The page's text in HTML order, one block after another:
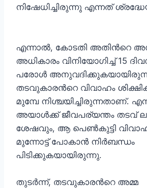
നിഷേധിച്ചിരുന്നു എന്നത്
എന്നാൽ, കോടതി അതിന്‍റെ
അധികാരം വിനിയോഗിച്ച് 15
പരോൾ
തടവുകാരന്‍റെ വിവാഹം
മുമ്പേ നിശ്ചയിച്ചിരുന്നതാണ്.
അയാൾക്ക് ജീവപര്യന്തം തടവ്
ശേഷവും, ആ പെൺകുട്ടി
മുന്നോട്ട് പോകാൻ നിർബന്ധം
പിടിക്കുകയായിരുന്നു.
തുടർന്ന്, തടവുകാരന്‍റെ അമ്മ